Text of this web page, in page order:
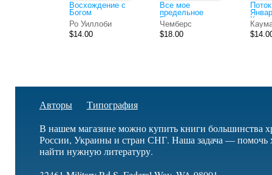
Восхождение с
Богом
Ро Уиллоби
$14.00
Все мое
предельное
Господу
Чемберс
Освальд
$18.00
Авторы
Типография
В нашем магазине можно купить книги большинства
России, Украины и стран СНГ. Наша задача — помочь
найти нужную литературу.